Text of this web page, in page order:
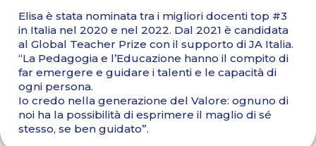
Elisa è stata nominata tra i migliori docenti top #3
in Italia nel 2020 e nel 2022. Dal 2021 è candidata
al Global Teacher Prize con il supporto di JA Italia.
“La Pedagogia e l’Educazione hanno il compito di
far emergere e guidare i talenti e le capacità di
ogni persona.
Io credo nella generazione del Valore: ognuno di
noi ha la possibilità di esprimere il maglio di sé
stesso, se ben guidato”.